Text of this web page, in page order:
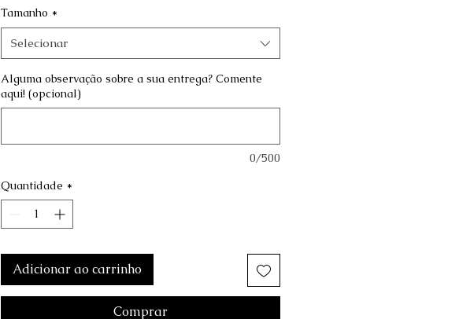
Tamanho *
Selecionar
Alguma observação sobre a sua entrega? Comente
aqui! (opcional)
0/500
Quantidade *
Adicionar ao carrinho
Comprar